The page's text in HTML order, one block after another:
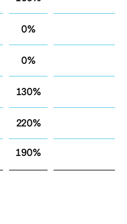
0%
0%
130%
220%
190%